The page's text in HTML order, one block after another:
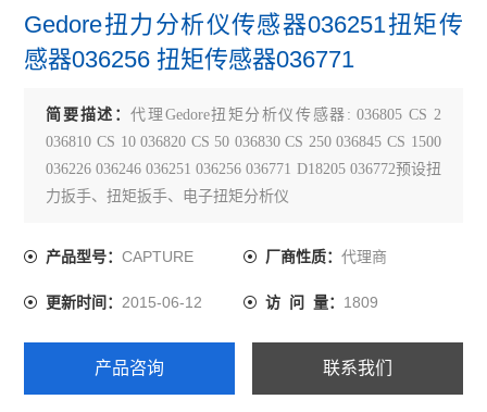
Gedore扭力分析仪传感器036251扭矩传
感器036256 扭矩传感器036771
简要描述：代理Gedore扭矩分析仪传感器: 036805 CS 2
036810 CS 10 036820 CS 50 036830 CS 250 036845 CS 1500
036226 036246 036251 036256 036771 D18205 036772预设扭
力扳手、扭矩扳手、电子扭矩分析仪
产品型号：CAPTURE 厂商性质： 代理商
更新时间：2015-06-12 访 问 量： 1809
产品咨询 联系我们